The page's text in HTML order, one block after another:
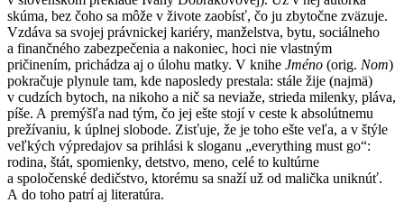
skúma, bez čoho sa môže v živote zaobísť, čo ju zbytočne zväzuje.
Vzdáva sa svojej právnickej kariéry, manželstva, bytu, sociálneho
a finančného zabezpečenia a nakoniec, hoci nie vlastným
pričinením, prichádza aj o úlohu matky. V knihe Jméno (orig. Nom)
pokračuje plynule tam, kde naposledy prestala: stále žije (najmä)
v cudzích bytoch, na nikoho a nič sa neviaže, strieda milenky, pláva,
píše. A premýšľa nad tým, čo jej ešte stojí v ceste k absolútnemu
prežívaniu, k úplnej slobode. Zisťuje, že je toho ešte veľa, a v štýle
veľkých výpredajov sa prihlási k sloganu „everything must go“:
rodina, štát, spomienky, detstvo, meno, celé to kultúrne
a spoločenské dedičstvo, ktorému sa snaží už od malička uniknúť.
A do toho patrí aj literatúra.